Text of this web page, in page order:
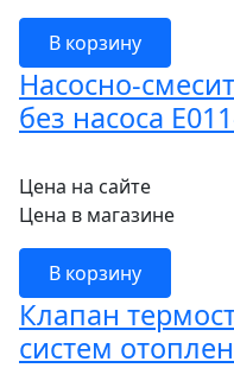
В корзину
Насосно-
без насоса
Цена на сайте
Цена в магазине
В корзину
Клапан
систем